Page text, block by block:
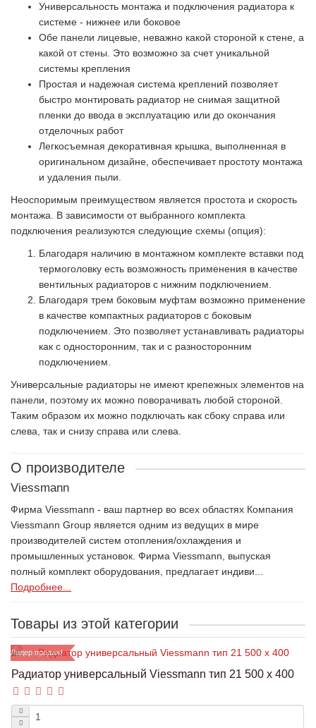
Универсальность монтажа и подключения радиатора к
системе - нижнее или боковое
Обе панели лицевые, неважно какой стороной к стене, а
какой от стены. Это возможно за счет уникальной
системы крепления
Простая и надежная система креплений позволяет
быстро монтировать радиатор не снимая защитной
пленки до ввода в эксплуатацию или до окончания
отделочных работ
Легкосъемная декоративная крышка, выполненная в
оригинальном дизайне, обеспечивает простоту монтажа
и удаления пыли.
Неоспоримым преимуществом является простота и скорость
монтажа. В зависимости от выбранного комплекта
подключения реализуются следующие схемы (опция):
Благодаря наличию в монтажном комплекте вставки под
термоголовку есть возможность применения в качестве
вентильных радиаторов с нижним подключением.
Благодаря трем боковым муфтам возможно применение
в качестве компактных радиаторов с боковым
подключением. Это позволяет устанавливать радиаторы
как с односторонним, так и с разносторонним
подключением.
Универсальные радиаторы не имеют крепежных элементов на
панели, поэтому их можно поворачивать любой стороной.
Таким образом их можно подключать как сбоку справа или
слева, так и снизу справа или слева.
О производителе
Viessmann
Фирма Viessmann - ваш партнер во всех областях Компания
Viessmann Group является одним из ведущих в мире
производителей систем отопления/охлаждения и
промышленных установок. Фирма Viessmann, выпуская
полный комплект оборудования, предлагает индиви...
Подробнее...
Товары из этой категории
Лидер продаж!
Радиатор универсальный Viessmann тип 21 500 x 400